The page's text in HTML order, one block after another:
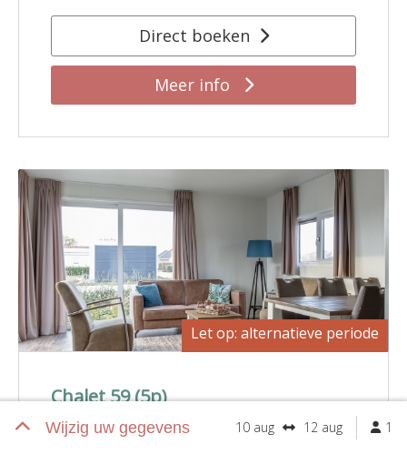
Wijzig uw gegevens 10 aug 12 aug 1
Direct boeken
Meer info
Let op: alternatieve periode
Chalet 59 (5p)
5 personen